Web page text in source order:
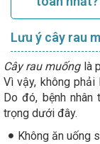
Lưu ý cây rau
Cây rau muống là
Vì vậy, không
Do đó, bệnh
trọng dưới đây.
Không ăn uống